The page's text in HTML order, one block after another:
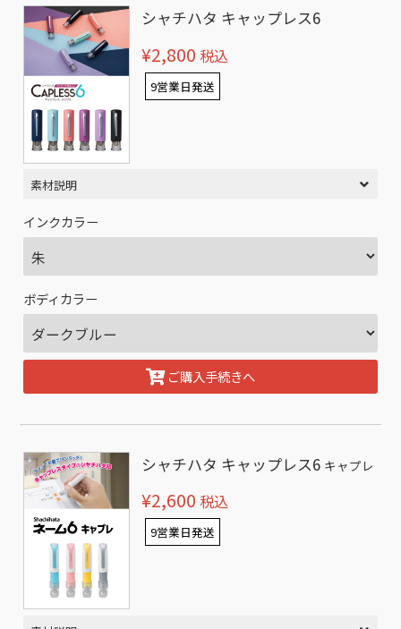
シャチハタ キャップレス6
¥2,800 税込
9営業日発送
素材説明
インクカラー
ボディカラー
ご購入手続きへ
シャチハタ キャップレス6 キャプレ
¥2,600 税込
9営業日発送